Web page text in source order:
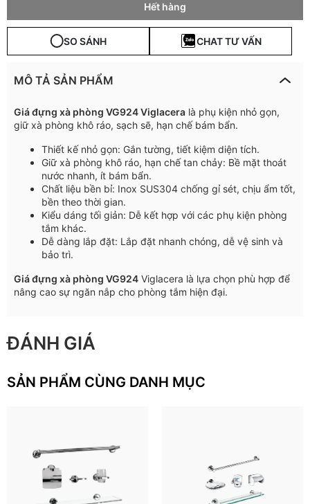
Hết hàng
SO SÁNH CHAT TƯ VẤN
MÔ TẢ SẢN PHẨM
Giá đựng xà phòng VG924 Viglacera là phụ kiện nhỏ gọn,
giữ xà phòng khô ráo, sạch sẽ, hạn chế bám bẩn.
Thiết kế nhỏ gọn: Gắn tường, tiết kiệm diện tích.
Giữ xà phòng khô ráo, hạn chế tan chảy: Bề mặt thoát
nước nhanh, ít bám bẩn.
Chất liệu bền bỉ: Inox SUS304 chống gỉ sét, chịu ẩm tốt,
bền theo thời gian.
Kiểu dáng tối giản: Dễ kết hợp với các phụ kiện phòng
tắm khác.
Dễ dàng lắp đặt: Lắp đặt nhanh chóng, dễ vệ sinh và
bảo trì.
Giá đựng xà phòng VG924 Viglacera là lựa chọn phù hợp để
nâng cao sự ngăn nắp cho phòng tắm hiện đại.
ĐÁNH GIÁ
SẢN PHẨM CÙNG DANH MỤC